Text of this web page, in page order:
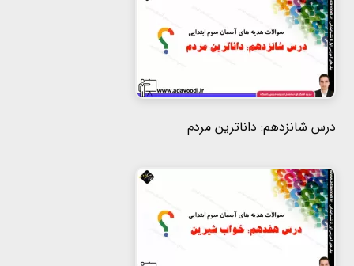
درس شانزدهم: داناترین مردم